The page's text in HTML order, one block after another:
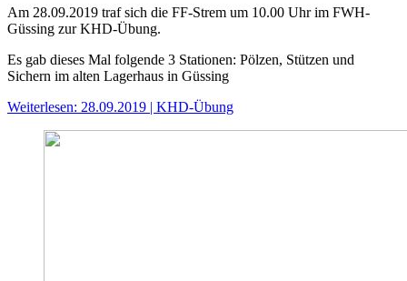
Am 28.09.2019 traf sich die FF-Strem um 10.00 Uhr im FWH-
Güssing zur KHD-Übung.
Es gab dieses Mal folgende 3 Stationen: Pölzen, Stützen und
Sichern im alten Lagerhaus in Güssing
Weiterlesen: 28.09.2019 | KHD-Übung